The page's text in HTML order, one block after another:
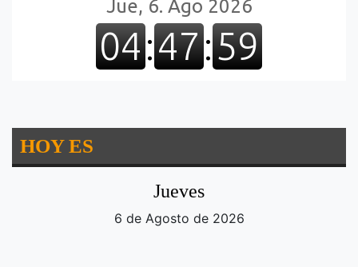
HOY ES
Jueves
6 de Agosto de 2026